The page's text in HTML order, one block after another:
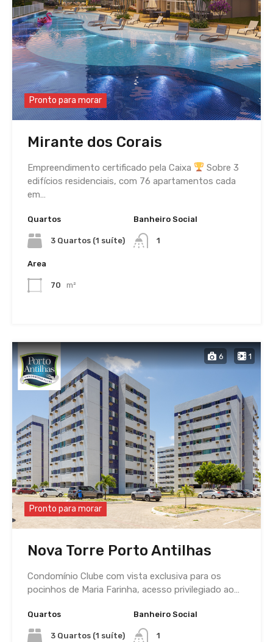
Pronto para morar
Mirante dos Corais
Empreendimento certificado pela Caixa
Sobre 3
edifícios residenciais, com 76 apartamentos cada
em…
Quartos
3 Quartos (1 suíte)
Banheiro Social
1
Area
70 m²
6 1
Pronto para morar
Nova Torre Porto Antilhas
Condomínio Clube com vista exclusiva para os
pocinhos de Maria Farinha, acesso privilegiado ao…
Quartos
3 Quartos (1 suíte)
Banheiro Social
1